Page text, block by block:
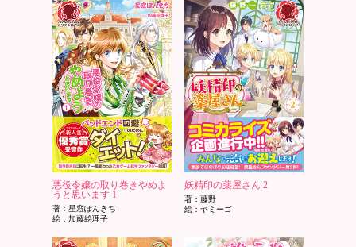
悪役令嬢の取り巻きやめよ
うと思います 1
著：星窓ぽんきち
絵：加藤絵理子
妖精印の薬屋さん 2
著：藤野
絵：ヤミーゴ